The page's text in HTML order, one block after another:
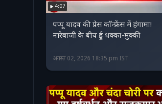
4:07
पप्पू यादव की प्रेस कॉन्फ्रेंस में हंगामा!
नारेबाजी के बीच हुई धक्का-मुक्की
अगस्त 02, 2026 18:35 pm IST